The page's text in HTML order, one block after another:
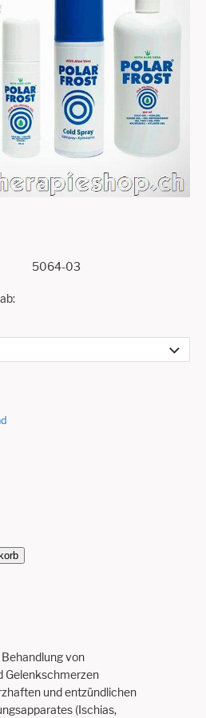
5064-03
von
Gelenkschmerzen
und entzündlichen
(Ischias,